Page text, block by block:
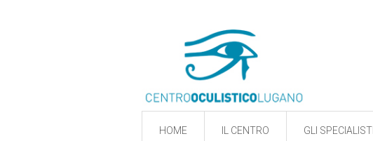
HOME IL CENTRO GLI SPECIALISTI